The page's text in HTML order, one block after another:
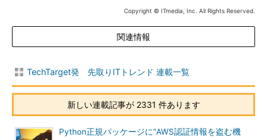
Copyright © ITmedia, Inc. All Rights Reserved.
関連情報
TechTarget発 先取りITトレンド 連載一覧
新しい連載記事が 2331 件あります
Python正規パッケージに“AWS認証情報を盗む機